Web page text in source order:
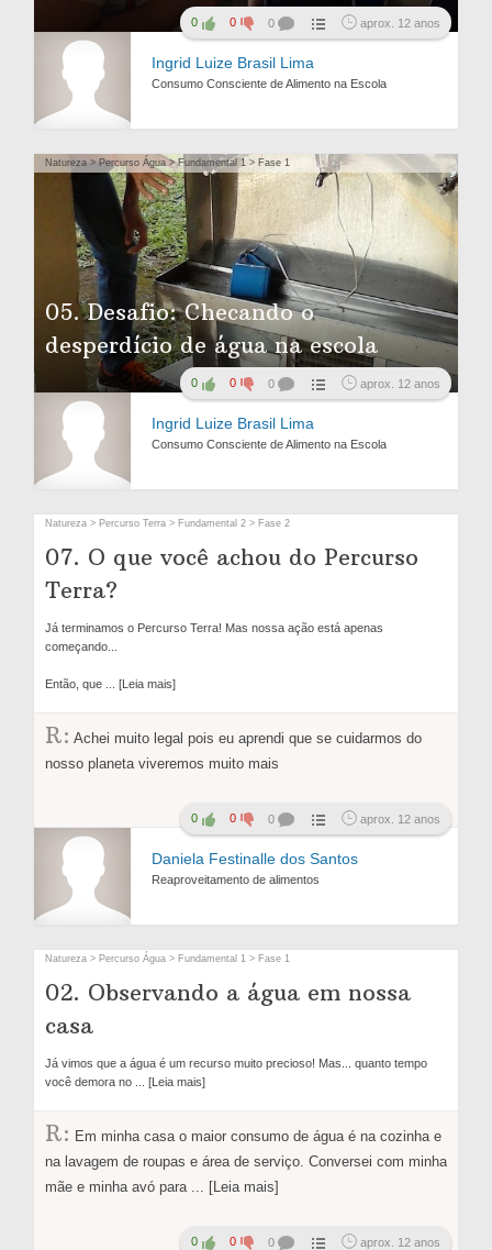
0 0 0 aprox. 12 anos
Ingrid Luize Brasil Lima
Consumo Consciente de Alimento na Escola
Natureza > Percurso Água > Fundamental 1 > Fase 1
05. Desafio: Checando o
desperdício de água na escola
0 0 0 aprox. 12 anos
Ingrid Luize Brasil Lima
Consumo Consciente de Alimento na Escola
Natureza > Percurso Terra > Fundamental 2 > Fase 2
07. O que você achou do Percurso
Terra?
Já terminamos o Percurso Terra! Mas nossa ação está apenas
começando...
Então, que ... [Leia mais]
R: Achei muito legal pois eu aprendi que se cuidarmos do
nosso planeta viveremos muito mais
0 0 0 aprox. 12 anos
Daniela Festinalle dos Santos
Reaproveitamento de alimentos
Natureza > Percurso Água > Fundamental 1 > Fase 1
02. Observando a água em nossa
casa
Já vimos que a água é um recurso muito precioso! Mas... quanto tempo
você demora no ... [Leia mais]
R: Em minha casa o maior consumo de água é na cozinha e
na lavagem de roupas e área de serviço. Conversei com minha
mãe e minha avó para... [Leia mais]
0 0 0 aprox. 12 anos